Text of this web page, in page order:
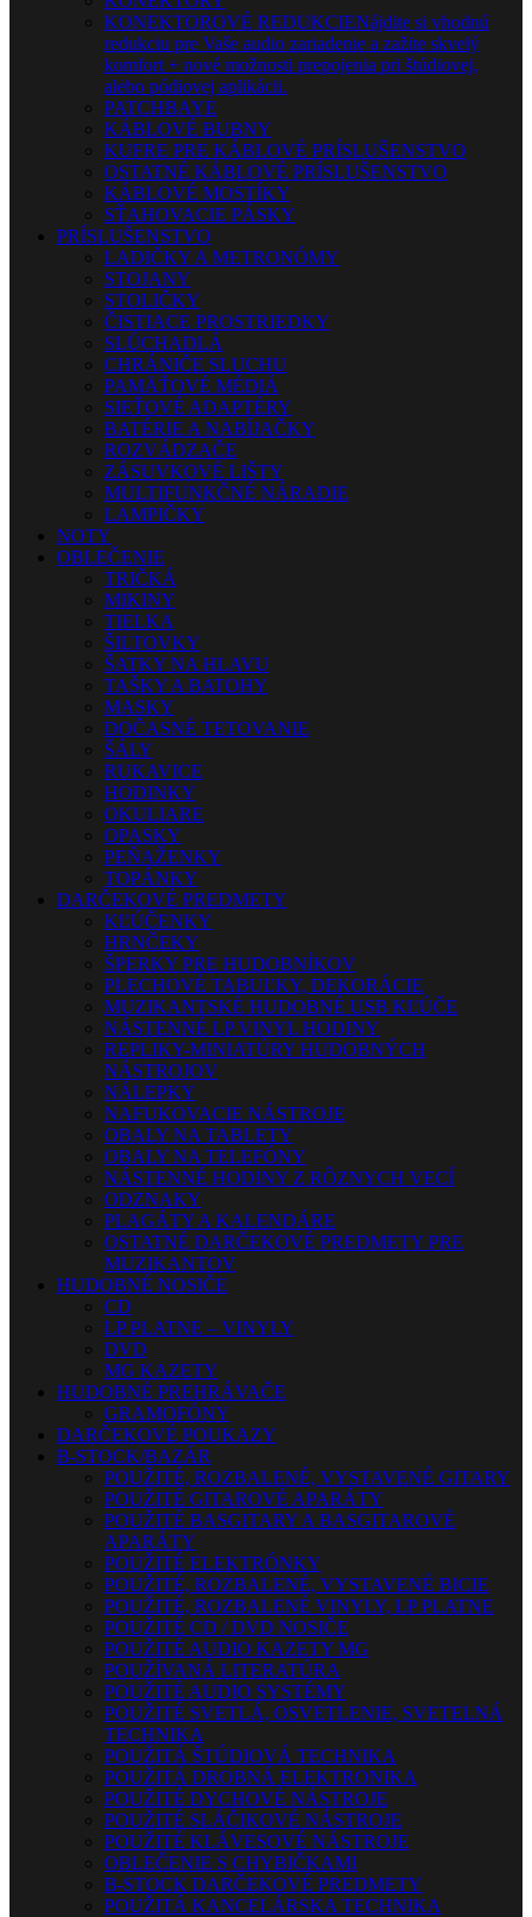
KONEKTOROVÉ REDUKCIENájdite si vhodnú
redukciu pre Vaše audio zariadenie a zažite skvelý
komfort + nové možnosti prepojenia pri štúdiovej,
alebo pódiovej aplikácii.
PATCHBAYE
KÁBLOVÉ BUBNY
KUFRE PRE KÁBLOVÉ PRÍSLUŠENSTVO
OSTATNÉ KÁBLOVÉ PRÍSLUŠENSTVO
KÁBLOVÉ MOSTÍKY
SŤAHOVACIE PÁSKY
PRÍSLUŠENSTVO
LADIČKY A METRONÓMY
STOJANY
STOLIČKY
ČISTIACE PROSTRIEDKY
SLÚCHADLÁ
CHRÁNIČE SLUCHU
PAMÄŤOVÉ MÉDIÁ
SIEŤOVÉ ADAPTÉRY
BATÉRIE A NABÍJAČKY
ROZVÁDZAČE
ZÁSUVKOVÉ LIŠTY
MULTIFUNKČNÉ NÁRADIE
LAMPIČKY
NOTY
OBLEČENIE
TRIČKÁ
MIKINY
TIELKA
ŠILTOVKY
ŠATKY NA HLAVU
TAŠKY A BATOHY
MASKY
DOČASNÉ TETOVANIE
ŠÁLY
RUKAVICE
HODINKY
OKULIARE
OPASKY
PEŇAŽENKY
TOPÁNKY
DARČEKOVÉ PREDMETY
KĽÚČENKY
HRNČEKY
ŠPERKY PRE HUDOBNÍKOV
PLECHOVÉ TABUĽKY, DEKORÁCIE
MUZIKANTSKÉ HUDOBNÉ USB KĽÚČE
NÁSTENNÉ LP VINYL HODINY
REPLIKY-MINIATÚRY HUDOBNÝCH
NÁSTROJOV
NÁLEPKY
NAFUKOVACIE NÁSTROJE
OBALY NA TABLETY
OBALY NA TELEFÓNY
NÁSTENNÉ HODINY Z RÔZNYCH VECÍ
ODZNAKY
PLAGÁTY A KALENDÁRE
OSTATNÉ DARČEKOVÉ PREDMETY PRE
MUZIKANTOV
HUDOBNÉ NOSIČE
CD
LP PLATNE – VINYLY
DVD
MG KAZETY
HUDOBNÉ PREHRÁVAČE
GRAMOFÓNY
DARČEKOVÉ POUKAZY
B-STOCK/BAZÁR
POUŽITÉ, ROZBALENÉ, VYSTAVENÉ GITARY
POUŽITÉ GITAROVÉ APARÁTY
POUŽITÉ BASGITARY A BASGITAROVÉ
APARÁTY
POUŽITÉ ELEKTRÓNKY
POUŽITÉ, ROZBALENÉ, VYSTAVENÉ BICIE
POUŽITÉ, ROZBALENÉ VINYLY, LP PLATNE
POUŽITÉ CD / DVD NOSIČE
POUŽITÉ AUDIO KAZETY MG
POUŽÍVANÁ LITERATÚRA
POUŽITÉ AUDIO SYSTÉMY
POUŽITÉ SVETLÁ, OSVETLENIE, SVETELNÁ
TECHNIKA
POUŽITÁ ŠTÚDIOVÁ TECHNIKA
POUŽITÁ DROBNÁ ELEKTRONIKA
POUŽITÉ DYCHOVÉ NÁSTROJE
POUŽITÉ SLÁČIKOVÉ NÁSTROJE
POUŽITÉ KLÁVESOVÉ NÁSTROJE
OBLEČENIE S CHYBIČKAMI
B-STOCK DARČEKOVÉ PREDMETY
POUŽITÁ KANCELÁRSKA TECHNIKA